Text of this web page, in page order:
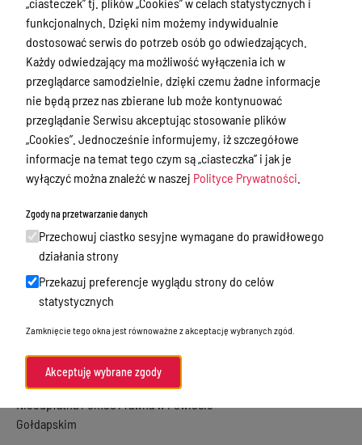
Powiat
Rada Powiatu
Zarząd Powiatu
Starostwo Powiatowe
Petycje
Oświadczenia majątkowe
Praca w Starostwie
Akty prawne
Informacje, konkursy, ogłoszenia
Plan postępowań o udzielenie
zamówień publicznych
Menu Podmiotowe
Nieodpłatna Pomoc Prawna w Powiecie
Gołdapskim
funkcjonalnych. Dzięki nim możemy indywidualnie
dostosować serwis do potrzeb osób go odwiedzających.
Każdy odwiedzający ma możliwość wyłączenia ich w
przeglądarce samodzielnie, dzięki czemu żadne informacje
nie będą przez nas zbierane lub może kontynuować
przeglądanie Serwisu akceptując stosowanie plików
„Cookies”. Jednocześnie informujemy, iż szczegółowe
informacje na temat tego czym są „ciasteczka” i jak je
wyłączyć można znaleźć w naszej Polityce Prywatności
Zgody na przetwarzanie danych
Przechowuj ciastko sesyjne wymagane do prawidłowego
działania strony
Przekazuj preferencje wyglądu strony do celów
statystycznych
Zamknięcie tego okna jest równoważne z akceptację wybranych zgód.
Akceptuję wybrane zgody